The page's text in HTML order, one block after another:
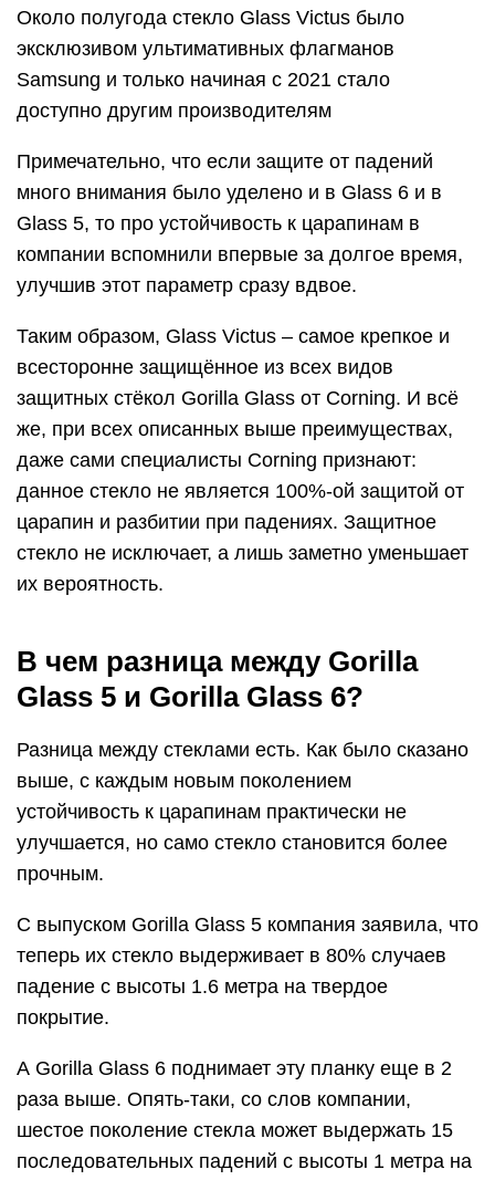
Около полугода стекло Glass Victus было
эксклюзивом ультимативных флагманов
Samsung и только начиная с 2021 стало
доступно другим производителям
Примечательно, что если защите от падений
много внимания было уделено и в Glass 6 и в
Glass 5, то про устойчивость к царапинам в
компании вспомнили впервые за долгое время,
улучшив этот параметр сразу вдвое.
Таким образом, Glass Victus – самое крепкое и
всесторонне защищённое из всех видов
защитных стёкол Gorilla Glass от Corning. И всё
же, при всех описанных выше преимуществах,
даже сами специалисты Corning признают:
данное стекло не является 100%-ой защитой от
царапин и разбитии при падениях. Защитное
стекло не исключает, а лишь заметно уменьшает
их вероятность.
В чем разница между Gorilla
Glass 5 и Gorilla Glass 6?
Разница между стеклами есть. Как было сказано
выше, с каждым новым поколением
устойчивость к царапинам практически не
улучшается, но само стекло становится более
прочным.
С выпуском Gorilla Glass 5 компания заявила, что
теперь их стекло выдерживает в 80% случаев
падение с высоты 1.6 метра на твердое
покрытие.
А Gorilla Glass 6 поднимает эту планку еще в 2
раза выше. Опять-таки, со слов компании,
шестое поколение стекла может выдержать 15
последовательных падений с высоты 1 метра на